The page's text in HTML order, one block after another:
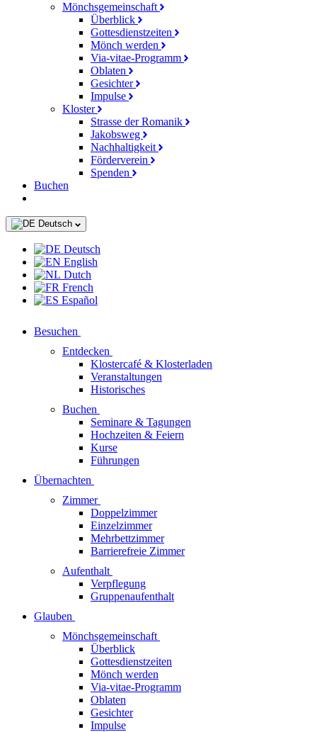
Mönchsgemeinschaft
Überblick
Gottesdienstzeiten
Mönch werden
Via-vitae-Programm
Oblaten
Gesichter
Impulse
Kloster
Strasse der Romanik
Jakobsweg
Nachhaltigkeit
Förderverein
Spenden
Buchen
Deutsch
Deutsch
English
Dutch
French
Español
Besuchen
Entdecken
Klostercafé & Klosterladen
Veranstaltungen
Historisches
Buchen
Seminare & Tagungen
Hochzeiten & Feiern
Kurse
Führungen
Übernachten
Zimmer
Doppelzimmer
Einzelzimmer
Mehrbettzimmer
Barrierefreie Zimmer
Aufenthalt
Verpflegung
Gruppenaufenthalt
Glauben
Mönchsgemeinschaft
Überblick
Gottesdienstzeiten
Mönch werden
Via-vitae-Programm
Oblaten
Gesichter
Impulse